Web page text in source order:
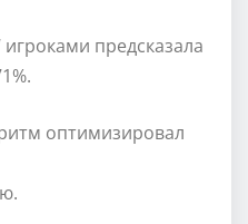
предсказала
оптимизировал